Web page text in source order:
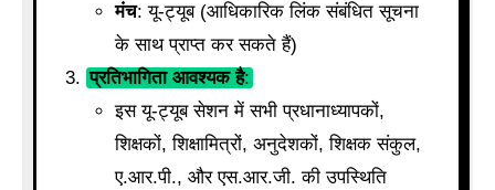
मंच: यू-ट्यूब (आधिकारिक लिंक संबंधित सूचना
के साथ प्राप्त कर सकते हैं)
प्रतिभागिता आवश्यक है:
इस यू-ट्यूब सेशन में सभी प्रधानाध्यापकों,
शिक्षकों, शिक्षामित्रों, अनुदेशकों, शिक्षक संकुल,
ए.आर.पी., और एस.आर.जी. की उपस्थिति